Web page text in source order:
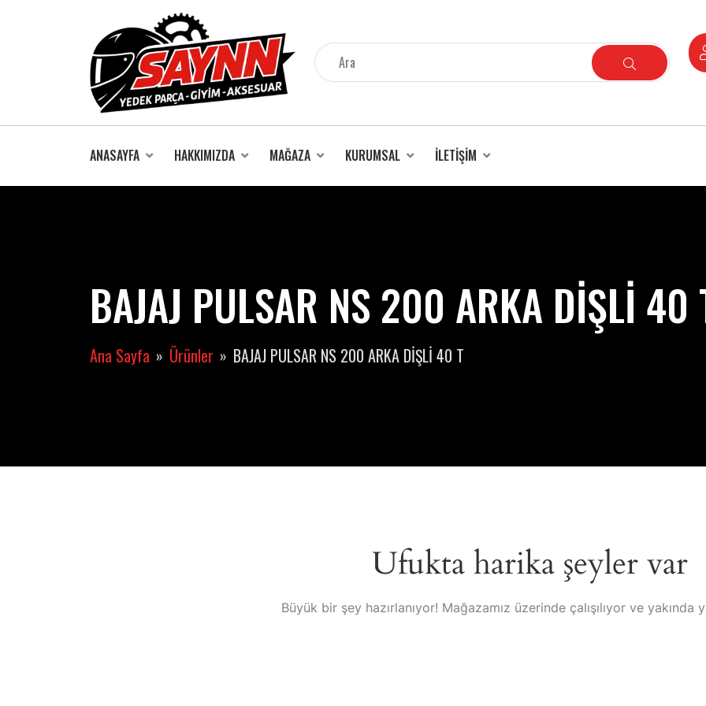
ANASAYFA HAKKIMIZDA MAĞAZA KURUMSAL İLETIŞIM
BAJAJ PULSAR NS 200 ARKA DİŞLİ 40
Ana Sayfa Ürünler BAJAJ PULSAR NS 200 ARKA DİŞLİ 40 T
Ufukta harika şeyler var
Büyük bir şey hazırlanıyor! Mağazamız üzerinde çalışılıyor ve yakında